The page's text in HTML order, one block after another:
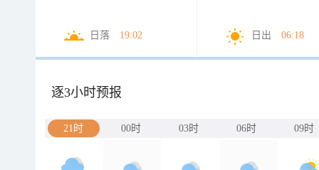
日落 19:02 日出 06:18
逐3小时预报
21时 00时 03时 06时 09时